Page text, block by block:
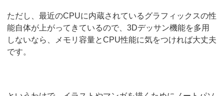
ただし、最近のCPUに内蔵されているグラフィックスの性
能自体が上がってきているので、3Dデッサン機能を多用
しないなら、メモリ容量とCPU性能に気をつければ大丈夫
です。